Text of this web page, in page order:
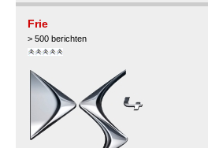
Frie
> 500 berichten